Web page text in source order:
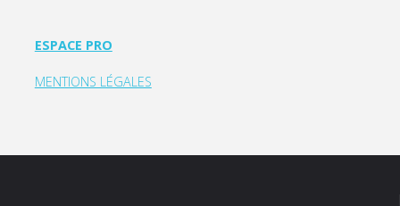
ESPACE PRO
MENTIONS LÉGALES